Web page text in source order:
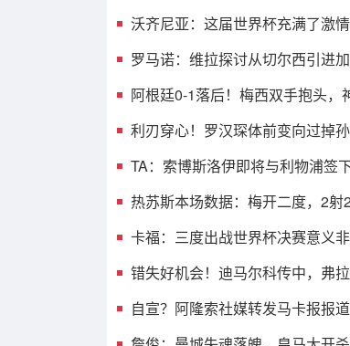
沃齐尼亚：这届世界杯充满了激
罗马诺：维拉探讨从切尔西引进
阿根廷0-1落后！梅西双手抱头，
利刃穿心！罗汉琛体前变向过掉
TA：索博斯洛伊即将与利物浦签
热苏斯本场数据：梅开二度，2
卡福：三度出战世界杯决赛意义
错失好机会！迪马尔科传中，弗
自宣？阿隆索社媒转发马卡报报